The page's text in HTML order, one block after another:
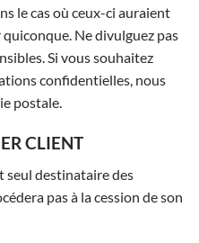
le cas où ceux-ci auraient
Ne divulguez pas
Si vous souhaitez
confidentielles, nous
postale.
CLIENT
seul destinataire des
pas à la cession de son